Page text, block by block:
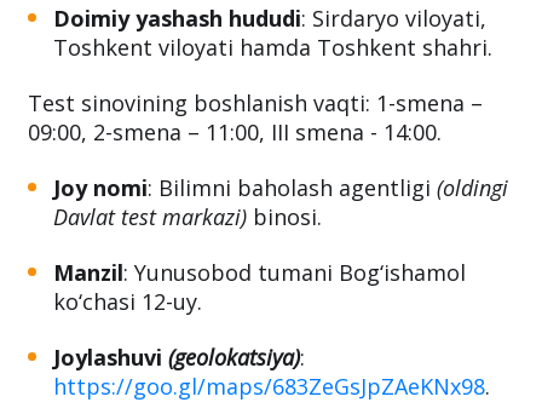
Doimiy yashash hududi: Sirdaryo viloyati,
Toshkent viloyati hamda Toshkent shahri.
Test sinovining boshlanish vaqti: 1-smena –
09:00, 2-smena – 11:00, III smena - 14:00.
Joy nomi: Bilimni baholash agentligi (oldingi
Davlat test markazi) binosi.
Manzil: Yunusobod tumani Bog‘ishamol
ko‘chasi 12-uy.
Joylashuvi (geolokatsiya):
https://goo.gl/maps/683ZeGsJpZAeKNx98.